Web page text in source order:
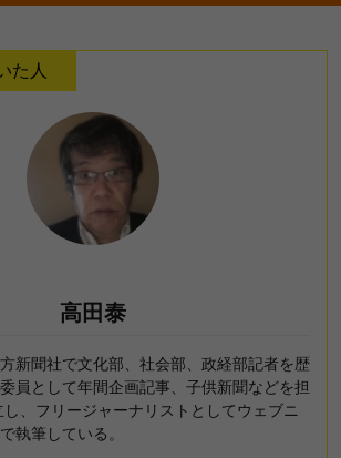
た人
高田泰
新聞社で文化部、社会部、政経部記者を歴
員として年間企画記事、子供新聞などを担
、フリージャーナリストとしてウェブニ
執筆している。